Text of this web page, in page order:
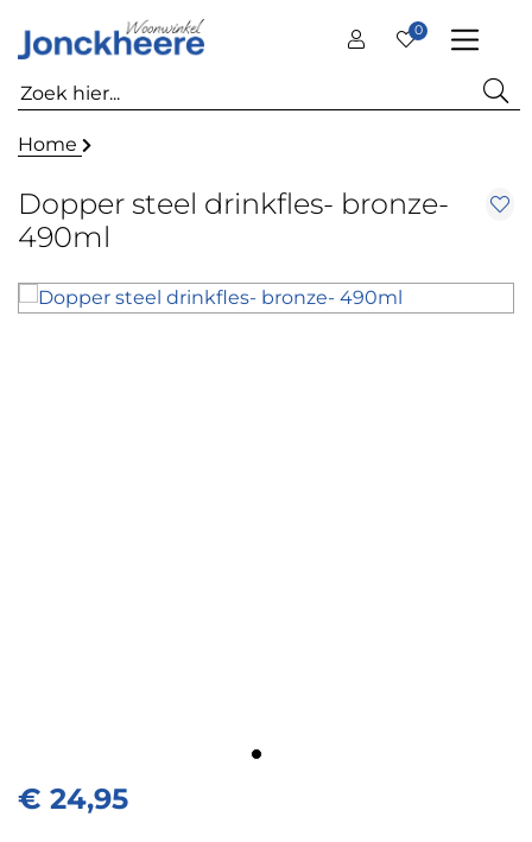
0
Home
Dopper steel drinkfles- bronze-
490ml
€ 24,95